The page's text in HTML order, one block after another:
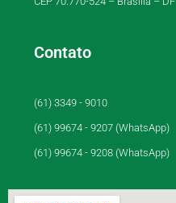
Contato
(61) 3349 - 9010
(61) 99674 - 9207 (WhatsApp)
(61) 99674 - 9208 (WhatsApp)